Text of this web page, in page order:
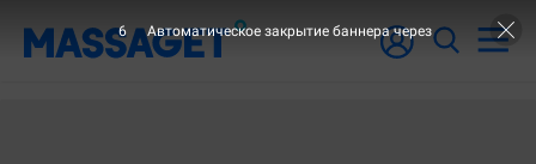
5 Автоматическое закрытие баннера через